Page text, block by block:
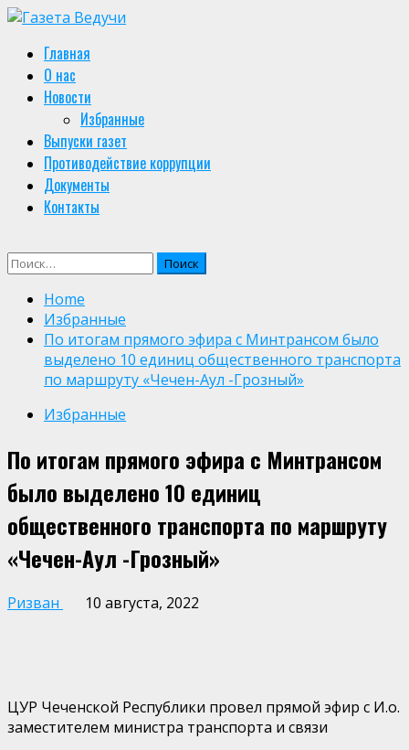
Skip
content
Primary
Menu
Главная
О нас
Новости
Избранные
Выпуски газет
Противодействие коррупции
Документы
Контакты
Найти:
Home
Избранные
По итогам прямого эфира с Минтрансом было
выделено 10 единиц общественного транспорта
по маршруту «Чечен-Аул -Грозный»
Избранные
По итогам прямого эфира с Минтрансом
было выделено 10 единиц
общественного транспорта по маршруту
«Чечен-Аул -Грозный»
Ризван 10 августа, 2022
ЦУР Чеченской Республики провел прямой эфир с И.о.
заместителем министра транспорта и связи